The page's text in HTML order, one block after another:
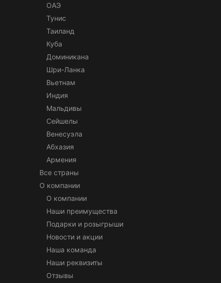
ОАЭ
Тунис
Таиланд
Куба
Доминикана
Шри-Ланка
Вьетнам
Индия
Мальдивы
Сейшелы
Венесуэла
Абхазия
Армения
Все страны
О компании
О компании
Наши преимущества
Подарки и розыгрыши
Новости и акции
Наша команда
Наши реквизиты
Отзывы